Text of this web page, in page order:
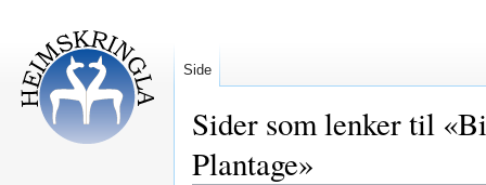
Sider som lenker til
Plantage»
Side